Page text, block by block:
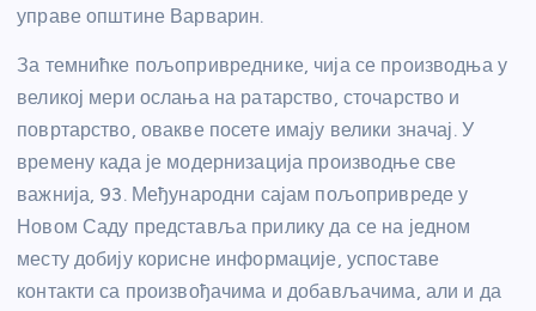
управе општине Варварин.
За темнићке пољопривреднике, чија се производња у
великој мери ослања на ратарство, сточарство и
повртарство, овакве посете имају велики значај. У
времену када је модернизација производње све
важнија, 93. Међународни сајам пољопривреде у
Новом Саду представља прилику да се на једном
месту добију корисне информације, успоставе
контакти са произвођачима и добављачима, али и да